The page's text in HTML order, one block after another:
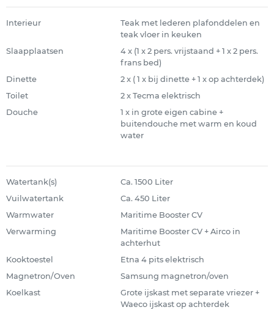
Interieur
Teak met lederen plafonddelen en
teak vloer in keuken
Slaapplaatsen
4 x (1 x 2 pers. vrijstaand + 1 x 2 pers.
frans bed)
Dinette
2 x ( 1 x bij dinette + 1 x op achterdek)
Toilet
2 x Tecma elektrisch
Douche
1 x in grote eigen cabine +
buitendouche met warm en koud
water
Watertank(s)
Ca. 1500 Liter
Vuilwatertank
Ca. 450 Liter
Warmwater
Maritime Booster CV
Verwarming
Maritime Booster CV + Airco in
achterhut
Kooktoestel
Etna 4 pits elektrisch
Magnetron/Oven
Samsung magnetron/oven
Koelkast
Grote ijskast met separate vriezer +
Waeco ijskast op achterdek